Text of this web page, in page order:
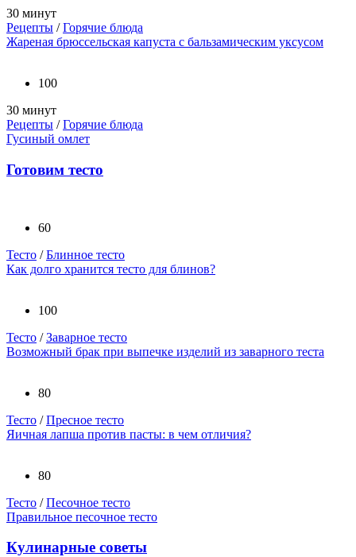
30 минут
Рецепты /Горячие блюда
Жареная брюссельская капуста с бальзамическим уксусом
100
30 минут
Рецепты /Горячие блюда
Гусиный омлет
Готовим тесто
60
Тесто /Блинное тесто
Как долго хранится тесто для блинов?
100
Тесто /Заварное тесто
Возможный брак при выпечке изделий из заварного теста
80
Тесто /Пресное тесто
Яичная лапша против пасты: в чем отличия?
80
Тесто /Песочное тесто
Правильное песочное тесто
Кулинарные советы